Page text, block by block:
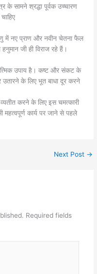
के सामने श्रद्धा पूर्वक उच्चारण
में नए प्राण और नवीन चेतना फैल
जी ही विराज रहे हैं।
उपाय है। कष्ट और संकट के
उतारने के लिए भूत बाधा दूर करने
व्यतीत करने के लिए इस चमत्कारी
महत्वपूर्ण कार्य पर जाने से पहले
Next Post →
Required fields